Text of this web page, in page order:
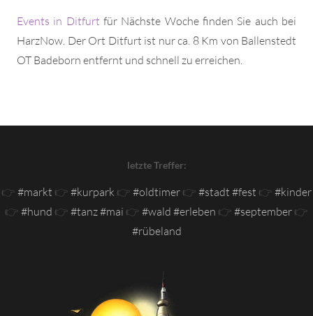
Events in Ditfurt für Nächste Woche finden Sie auch bei
HarzNow. Der Ort Ditfurt ist nur ca. 8 Km von Ballenstedt
OT Badeborn entfernt und schnell zu erreichen.
letzte Treffer:
👉 #markt 👉 #kurpark 👉 #oldtimer 👉 #stadt #fest 👉 #kinder
👉 #hund 👉 #tanz #mai 👉 #wald #erleben 👉 #september 👉
#rübeland